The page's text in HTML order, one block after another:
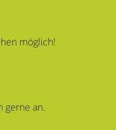
möglich!
gerne an.